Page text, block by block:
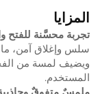
المزايا
تجربة محسَّنة للفتح
سلس وإغلاق آمن، ما
ويضيف لمسة من
المستخدم.
ملمسٌ متفوقٌ